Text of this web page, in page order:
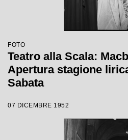
FOTO
Teatro alla Scala:
Apertura stagione
Sabata
07 DICEMBRE 1952